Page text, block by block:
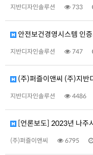
지반디자인솔루션 733
안전보건경영시스템 인
지반디자인솔루션 747
(주)퍼즐이앤씨 (주)지반
지반디자인솔루션 4486
[언론보도] 2023년 나주
(주)퍼즐이앤씨 6795